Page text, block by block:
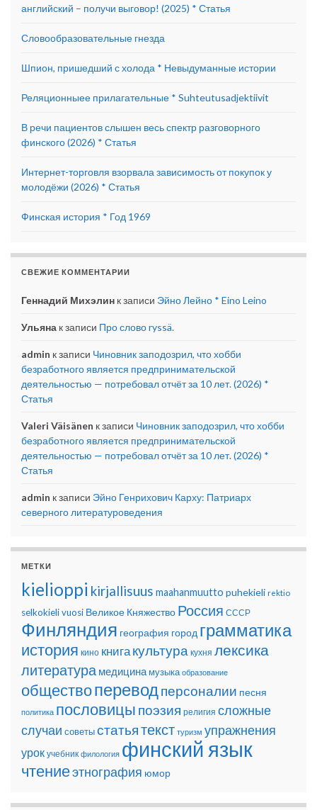
английский – получи выговор! (2025) * Статья
Словообразовательные гнезда
Шпион, пришедший с холода * Невыдуманные истории
Реляционныее прилагательные * Suhteutusadjektiivit
В речи пациентов слышен весь спектр разговорного
финского (2026) * Статья
Интернет-торговля взорвала зависимость от покупок у
молодёжи (2026) * Статья
Финская история * Год 1969
СВЕЖИЕ КОММЕНТАРИИ
Геннадий Михэлин к записи Эйно Лейно * Eino Leino
Ульяна к записи Про слово ryssä.
admin к записи Чиновник заподозрил, что хобби
безработного является предпринимательской
деятельностью — потребовал отчёт за 10 лет. (2026) *
Статья
Valeri Väisänen к записи Чиновник заподозрил, что хобби
безработного является предпринимательской
деятельностью — потребовал отчёт за 10 лет. (2026) *
Статья
admin к записи Эйно Генрихович Карху: Патриарх
северного литературоведения
МЕТКИ
kielioppi kirjallisuus maahanmuutto puhekieli rektio
selkokielivuosi Великое Княжество Россия СССР
Финляндия география город грамматика
история кино книгакультура кухня лексика
литература медицина музыка образование
обществопереводперсоналии песня
политика пословицы поэзия религия сложные
случаи советыстатьятекст туризм упражнения
урок учебник филология финский язык
чтениеэтнография юмор